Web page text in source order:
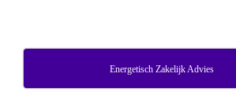
Energetisch Zakelijk Advies